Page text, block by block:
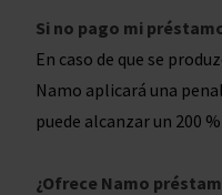
Si no pago mi
En caso de que se
Namo aplicará una
puede alcanzar un 200
¿Ofrece Namo